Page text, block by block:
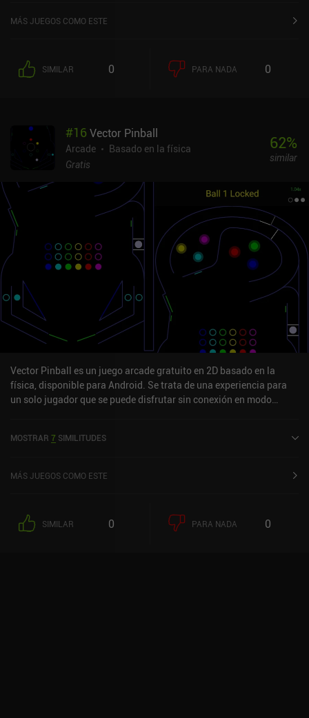
MÁS JUEGOS COMO ESTE
SIMILAR 0 PARA NADA 0
#16Vector Pinball
Arcade
Basado en la física
Gratis
62%
similar
Vector Pinball es un juego arcade gratuito en 2D basado en la
física, disponible para Android. Se trata de una experiencia para
un solo jugador que se puede disfrutar sin conexión en modo
una valoración actual de 4,6 sobre 5,0 en Google Play.
MOSTRAR 7 SIMILITUDES
MÁS JUEGOS COMO ESTE
SIMILAR 0 PARA NADA 0